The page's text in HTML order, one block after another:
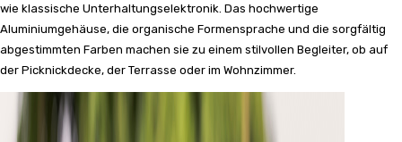
wie klassische Unterhaltungselektronik. Das hochwertige
Aluminiumgehäuse, die organische Formensprache und die sorgfältig
abgestimmten Farben machen sie zu einem stilvollen Begleiter, ob auf
der Picknickdecke, der Terrasse oder im Wohnzimmer.